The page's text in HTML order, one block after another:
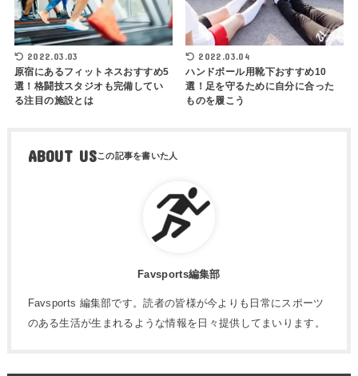
2022.03.03
原宿にあるフィットネスおすすめ5
選！格闘技スタジオも完備してい
る注目の施設とは
2022.03.04
ハンドボール用靴下おすすめ10
選！足を守るために自分に合った
ものを履こう
ABOUT US
Favsports編集部
Favsports 編集部です。読者の皆様が今よりも日常にスポーツ
のある生活が生まれるような情報を日々提供してまいります。